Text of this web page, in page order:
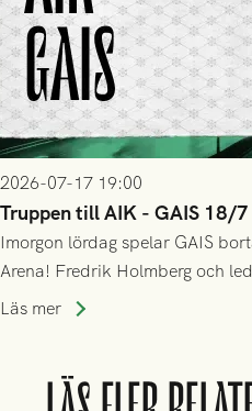
2026-07-17 19:00
Truppen till AIK - GAIS 18/7
Imorgon lördag spelar GAIS
Arena! Fredrik Holmberg och
trupp till matchen:
Läs mer